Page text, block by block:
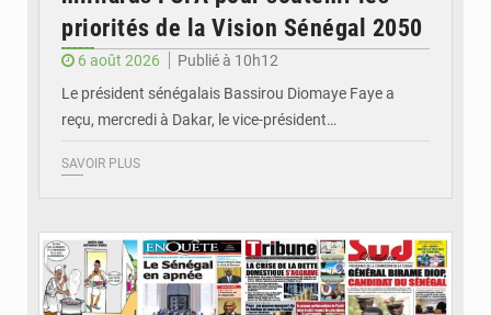
priorités de la Vision Sénégal 2050
6 août 2026
Publié à 10h12
Le président sénégalais Bassirou Diomaye Faye a
reçu, mercredi à Dakar, le vice-président…
SAVOIR PLUS